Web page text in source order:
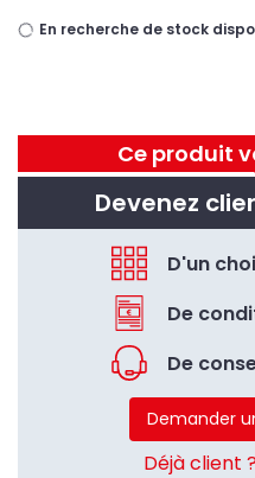
Ce produit
Devenez
D'un
De
De
Demander
Déjà client
En recherche de stock